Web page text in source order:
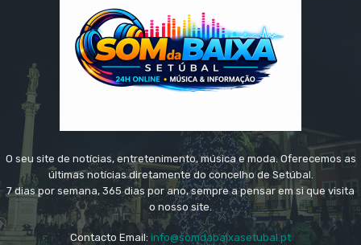
O seu site de notícias, entretenimento, música e moda. Oferecemos as
últimas notícias diretamente do concelho de Setúbal.
7 dias por semana, 365 dias por ano, sempre a pensar em si que visita
o nosso site.
Contacto Email: info@somdabaixasetubal.pt